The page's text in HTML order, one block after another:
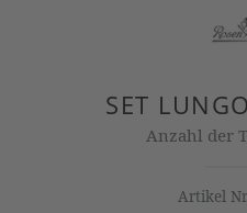
SET
Anzahl der
Artikel Nr.